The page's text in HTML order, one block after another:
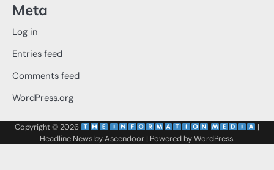
Meta
Log in
Entries feed
Comments feed
WordPress.org
Copyright © 2026
|
Headline News byAscendoor| Powered byWordPress.